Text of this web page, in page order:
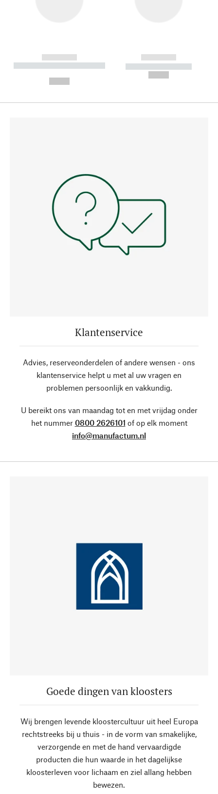
------------
----------- ----------- --------
------------
----------- -----------
Klantenservice
Advies, reserveonderdelen of andere wensen - ons
klantenservice helpt u met al uw vragen en
problemen persoonlijk en vakkundig.
U bereikt ons van maandag tot en met vrijdag onder
het nummer 0800 2626101 of op elk moment
info@manufactum.nl
Goede dingen van kloosters
Wij brengen levende kloostercultuur uit heel Europa
rechtstreeks bij u thuis - in de vorm van smakelijke,
verzorgende en met de hand vervaardigde
producten die hun waarde in het dagelijkse
kloosterleven voor lichaam en ziel allang hebben
bewezen.